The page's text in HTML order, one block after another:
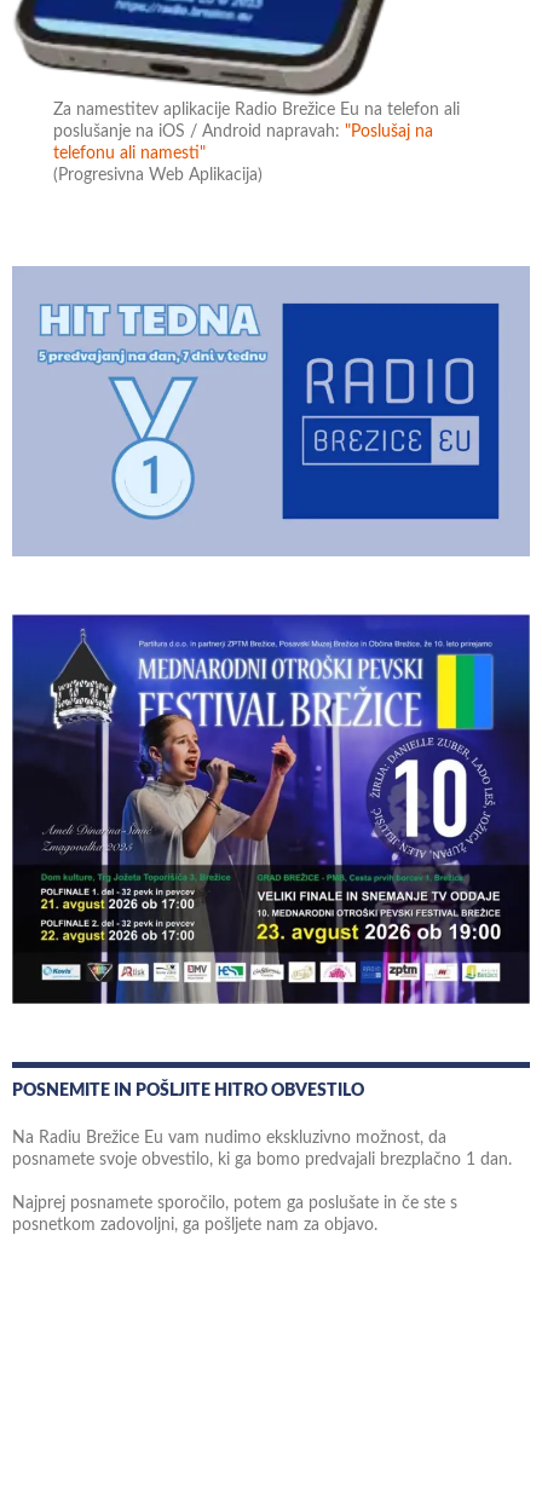
Za namestitev aplikacije Radio Brežice Eu na telefon ali
poslušanje na iOS / Android napravah:"Poslušaj na
telefonu ali namesti"
(Progresivna Web Aplikacija)
POSNEMITE IN POŠLJITE HITRO OBVESTILO
Na Radiu Brežice Eu vam nudimo ekskluzivno možnost, da
posnamete svoje obvestilo, ki ga bomo predvajali brezplačno 1 dan.
Najprej posnamete sporočilo, potem ga poslušate in če ste s
posnetkom zadovoljni, ga pošljete nam za objavo.